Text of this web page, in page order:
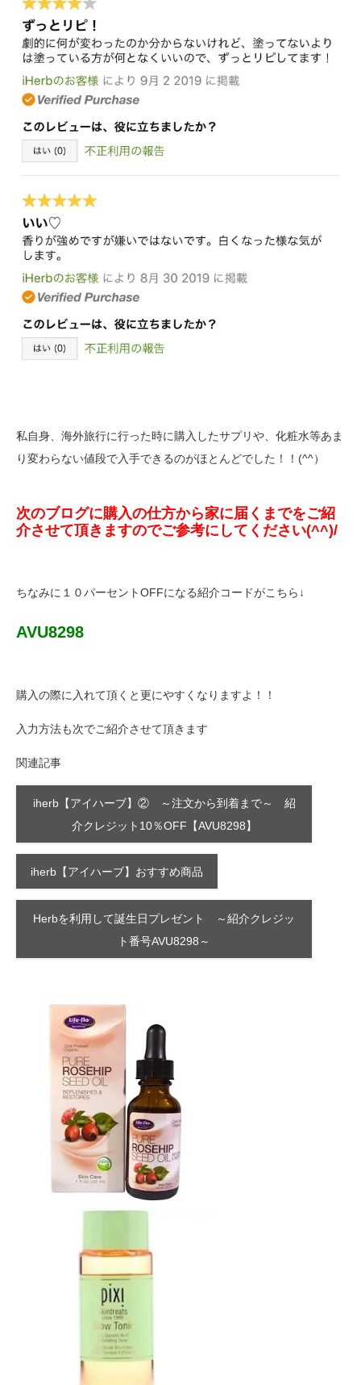
私自身、海外旅行に行った時に購入したサプリや、化粧水等あま
り変わらない値段で入手できるのがほとんどでした！！(^^）
次のブログに購入の仕方から家に届くまでをご紹
介させて頂きますのでご参考にしてください(^^)/
ちなみに１０パーセントOFFになる紹介コードがこちら↓
AVU8298
購入の際に入れて頂くと更にやすくなりますよ！！
入力方法も次でご紹介させて頂きます
関連記事
iherb【アイハーブ】② ～注文から到着まで～ 紹
介クレジット10％OFF【AVU8298】
iherb【アイハーブ】おすすめ商品
Herbを利用して誕生日プレゼント ～紹介クレジッ
ト番号AVU8298～